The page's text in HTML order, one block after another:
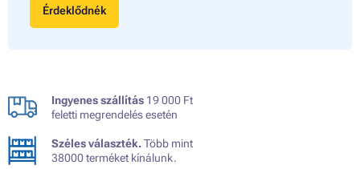
Érdeklődnék
Ingyenes szállítás 19 000 Ft
feletti megrendelés esetén
Széles választék.Több mint
38000 terméket kínálunk.